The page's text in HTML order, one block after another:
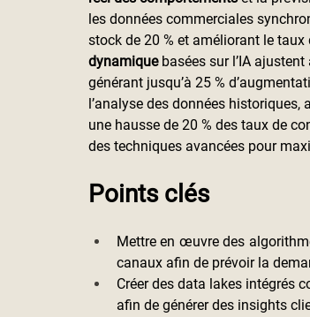
les données commerciales
stock de 20 % et améliorant le
dynamique basées sur l’IA
générant jusqu’à 25 %
l’analyse des données
une hausse de 20 % des taux de
des techniques avancées pour
Points clés
Mettre en œuvre des
canaux afin de prévoir la
Créer des data lakes intégrés
afin de générer des insights